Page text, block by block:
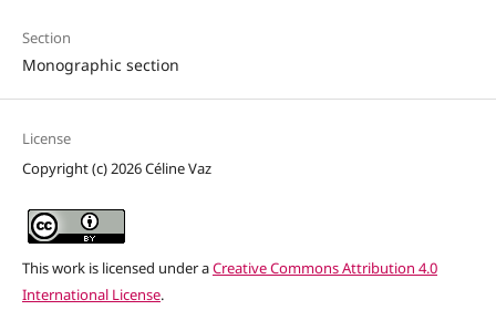
Section
Monographic section
License
Copyright (c) 2026 Céline Vaz
This work is licensed under aCreative Commons Attribution 4.0
International License.